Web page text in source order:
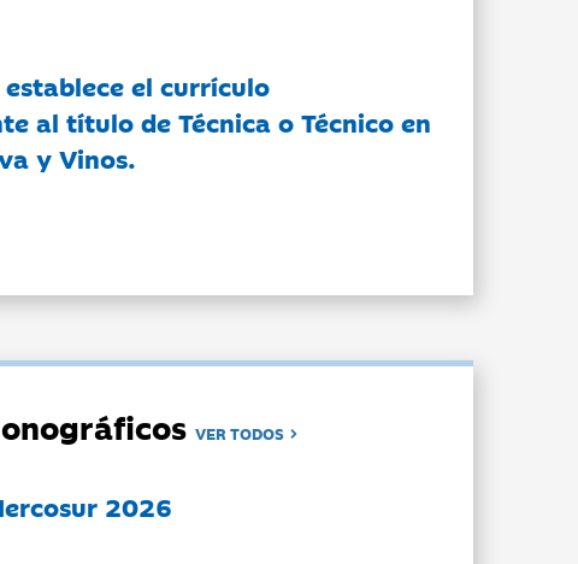
establece el currículo
al título de Técnica o Técnico en
y Vinos.
VER TODOS
2026